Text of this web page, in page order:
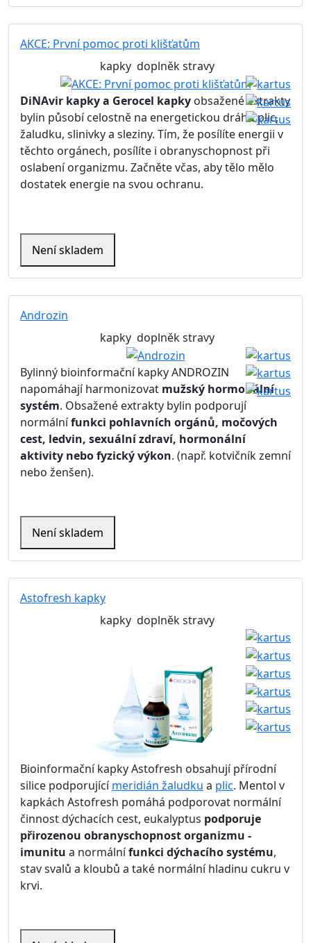
AKCE: První pomoc proti klišťatům
kapky doplněk stravy
DiNAvir kapky a Gerocel kapky obsažené extrakty
bylin působí celostně na energetickou dráhu plic,
žaludku, slinivky a sleziny. Tím, že posílíte energii v
těchto orgánech, posílíte i obranyschopnost při
oslabení organizmu. Začněte včas, aby tělo mělo
dostatek energie na svou ochranu.
Není skladem
Androzin
kapky doplněk stravy
Bylinný bioinformační kapky ANDROZIN
napomáhají harmonizovat mužský hormonální
systém. Obsažené extrakty bylin podporují
normálnífunkci pohlavních orgánů, močových
cest, ledvin, sexuální zdraví, hormonální
aktivity nebo fyzický výkon. (např. kotvičník zemní
nebo ženšen).
Není skladem
Astofresh kapky
kapky doplněk stravy
Bioinformační kapky Astofresh obsahují přírodní
silice podporujícímeridián žaludku a plic. Mentol v
kapkách Astofresh pomáhá podporovat normální
činnost dýchacích cest, eukalyptus podporuje
přirozenou obranyschopnost organizmu -
imunitu a normálnífunkci dýchacího systému,
stav svalů a kloubů a také normální hladinu cukru v
krvi.